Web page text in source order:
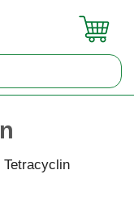
Tetracyclin